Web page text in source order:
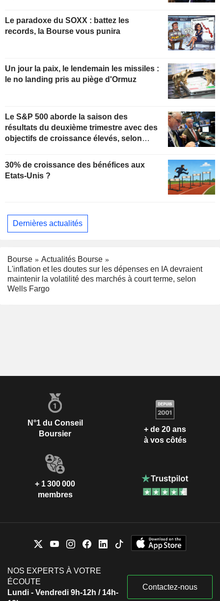
Le paradoxe du SOXX : battez les
records, la Bourse vous punira
Un jour la paix, le lendemain les missiles :
le no landing pris au piège d'Ormuz
Le S&P 500 aborde la saison des
résultats du deuxième trimestre avec des
objectifs de croissance élevés, selon
30% de croissance des bénéfices aux
Etats-Unis ?
Dernières actualités
Bourse
Actualités Bourse
L'inflation et les doutes sur les dépenses en IA devraient
maintenir la volatilité des marchés à court terme, selon
Wells Fargo
N°1 du Conseil
Boursier
+ de 20 ans
à vos côtés
+ 1 300 000
membres
NOS EXPERTS À VOTRE
ÉCOUTE
Lundi - Vendredi 9h-12h / 14h-
Contactez-nous